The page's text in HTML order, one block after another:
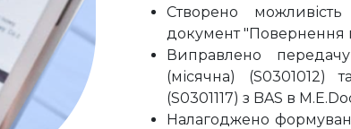
Створено
документ "Повернення
Виправлено
(місячна) (S0301012)
(S0301117) з BAS в
Налагоджено